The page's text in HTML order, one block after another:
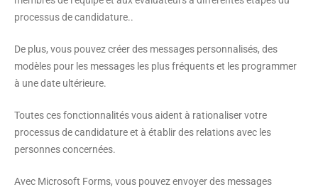
processus de candidature..
De plus, vous pouvez créer des messages personnalisés, des
modèles pour les messages les plus fréquents et les programmer
à une date ultérieure.
Toutes ces fonctionnalités vous aident à rationaliser votre
processus de candidature et à établir des relations avec les
personnes concernées.
Avec Microsoft Forms, vous pouvez envoyer des messages